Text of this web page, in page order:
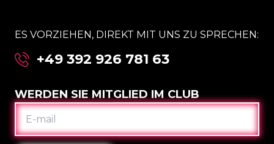
ES VORZIEHEN, DIREKT MIT UNS ZU SPRECHEN:
+49 392 926 781 63
WERDEN SIE MITGLIED IM CLUB
E-
MAIL